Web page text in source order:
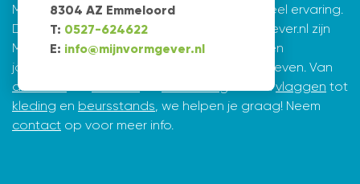
8304 AZ Emmeloord
T: 0527-624622
E: info@mijnvormgever.nl
Mijnvormgever.nl: een grafisch bedrijf met veel ervaring.
De creatieve ontwerpers achter Mijnvormgever.nl zijn
Marius de Vries en Erik Tijsma. Beiden hebben
jarenlange ervaring in ontwerpen en vormgeven. Van
drukwerk
en vanvlaggen tot
kleding en beursstands, we helpen je graag! Neem
contact op voor meer info.